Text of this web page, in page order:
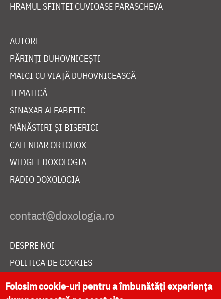
HRAMUL SFINTEI CUVIOASE PARASCHEVA
AUTORI
PĂRINȚI DUHOVNICEȘTI
MAICI CU VIAȚĂ DUHOVNICEASCĂ
TEMATICĂ
SINAXAR ALFABETIC
MĂNĂSTIRI ȘI BISERICI
CALENDAR ORTODOX
WIDGET DOXOLOGIA
RADIO DOXOLOGIA
DESPRE NOI
POLITICA DE COOKIES
DONEAZĂ ONLINE PENTRU CATEDRALA NAȚIONALĂ
Folosim cookie-uri pentru a îmbunătăți experiența